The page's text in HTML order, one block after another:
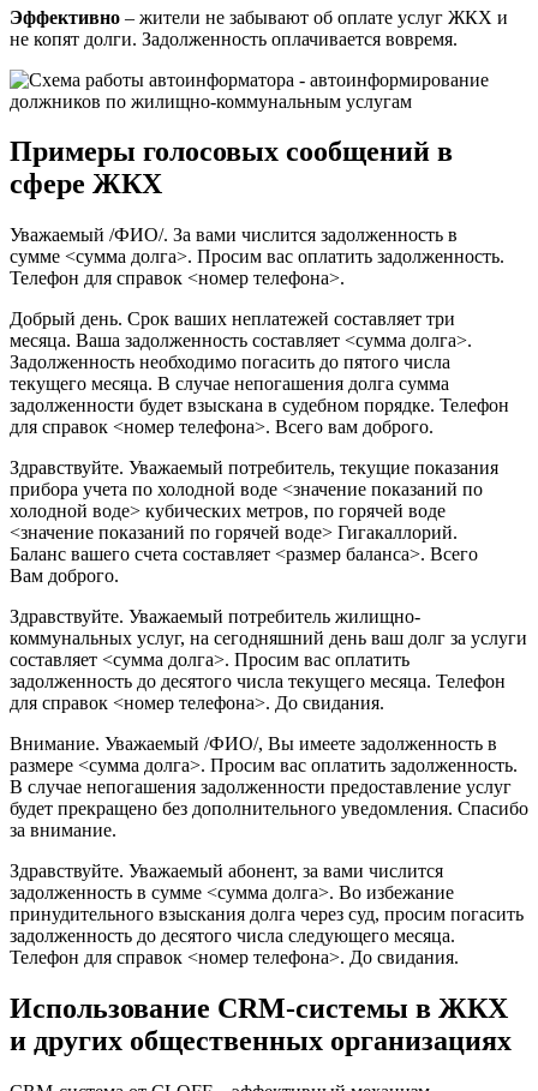
Эффективно – жители не забывают об оплате услуг ЖКХ и
не копят долги. Задолженность оплачивается вовремя.
Примеры голосовых сообщений в
сфере ЖКХ
Уважаемый /ФИО/. За вами числится задолженность в
сумме <сумма долга>. Просим вас оплатить задолженность.
Телефон для справок <номер телефона>.
Добрый день. Срок ваших неплатежей составляет три
месяца. Ваша задолженность составляет <сумма долга>.
Задолженность необходимо погасить до пятого числа
текущего месяца. В случае непогашения долга сумма
задолженности будет взыскана в судебном порядке. Телефон
для справок <номер телефона>. Всего вам доброго.
Здравствуйте. Уважаемый потребитель, текущие показания
прибора учета по холодной воде <значение показаний по
холодной воде> кубических метров, по горячей воде
<значение показаний по горячей воде> Гигакаллорий.
Баланс вашего счета составляет <размер баланса>. Всего
Вам доброго.
Здравствуйте. Уважаемый потребитель жилищно-
коммунальных услуг, на сегодняшний день ваш долг за услуги
составляет <сумма долга>. Просим вас оплатить
задолженность до десятого числа текущего месяца. Телефон
для справок <номер телефона>. До свидания.
Внимание. Уважаемый /ФИО/, Вы имеете задолженность в
размере <сумма долга>. Просим вас оплатить задолженность.
В случае непогашения задолженности предоставление услуг
будет прекращено без дополнительного уведомления. Спасибо
за внимание.
Здравствуйте. Уважаемый абонент, за вами числится
задолженность в сумме <сумма долга>. Во избежание
принудительного взыскания долга через суд, просим погасить
задолженность до десятого числа следующего месяца.
Телефон для справок <номер телефона>. До свидания.
Использование CRM-системы в ЖКХ
и других общественных организациях